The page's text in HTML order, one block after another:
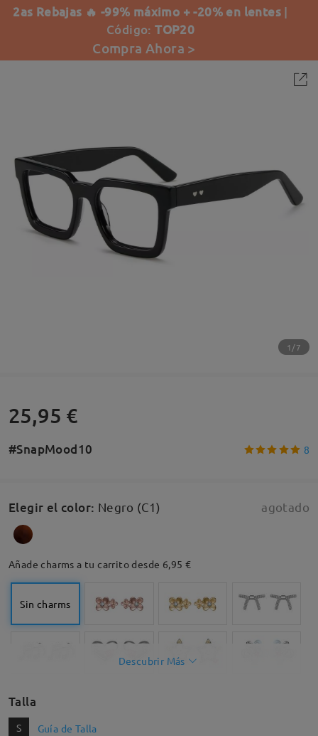
2as Rebajas 🔥 -99% máximo + -20% en lentes |
Código:TOP20
Compra Ahora >
1/7
25,95 €
#SnapMood10 8
Elegir el color: Negro (C1) agotado
Añade charms a tu carrito desde 6,95 €
Sin charms
Descubrir Más
Talla
S Guía de Talla